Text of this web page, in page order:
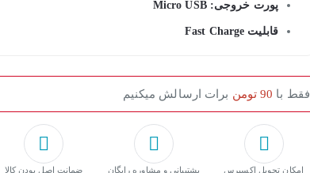
پورت خروجی: Micro USB
قابلیت Fast Charge
امکان تحویل اکسپرس پشتیبانی و مشاوره رایگان ﺿﻤﺎﻧﺖ اﺻﻞ ﺑﻮدن ﮐﺎﻟﺎ
فقط با 90 تومن برات ارسالش میکنیم